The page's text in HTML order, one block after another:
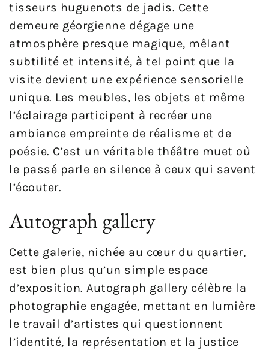
tisseurs huguenots de jadis. Cette
demeure géorgienne dégage une
atmosphère presque magique, mêlant
subtilité et intensité, à tel point que la
visite devient une expérience sensorielle
unique. Les meubles, les objets et même
l’éclairage participent à recréer une
ambiance empreinte de réalisme et de
poésie. C’est un véritable théâtre muet où
le passé parle en silence à ceux qui savent
l’écouter.
Autograph gallery
Cette galerie, nichée au cœur du quartier,
est bien plus qu’un simple espace
d’exposition. Autograph gallery célèbre la
photographie engagée, mettant en lumière
le travail d’artistes qui questionnent
l’identité, la représentation et la justice